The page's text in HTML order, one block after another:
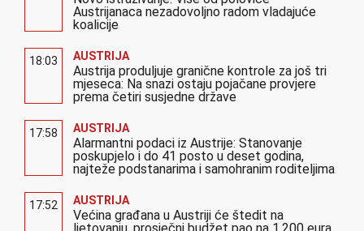
Austrijanaca nezadovoljno radom vladajuće
koalicije
18:03 AUSTRIJA
Austrija produljuje granične kontrole za još tri
mjeseca: Na snazi ostaju pojačane provjere
prema četiri susjedne države
17:58 AUSTRIJA
Alarmantni podaci iz Austrije: Stanovanje
poskupjelo i do 41 posto u deset godina,
najteže podstanarima i samohranim roditeljima
17:52 AUSTRIJA
Većina građana u Austriji će štedit na